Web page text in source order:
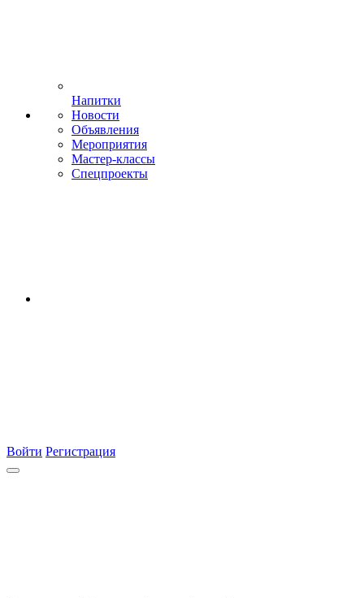
Напитки
Новости
Объявления
Мероприятия
Мастер-классы
Спецпроекты
Войти Регистрация